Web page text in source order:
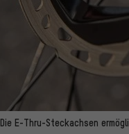
Die E-Thru-Steckachsen